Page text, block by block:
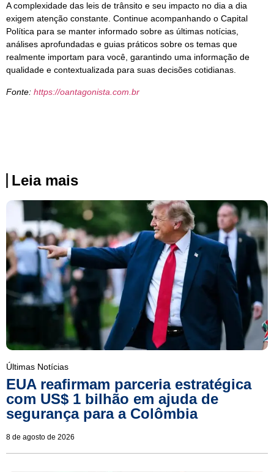
A complexidade das leis de trânsito e seu impacto no dia a dia
exigem atenção constante. Continue acompanhando o Capital
Política para se manter informado sobre as últimas notícias,
análises aprofundadas e guias práticos sobre os temas que
realmente importam para você, garantindo uma informação de
qualidade e contextualizada para suas decisões cotidianas.
Fonte: https://oantagonista.com.br
Leia mais
Últimas Notícias
EUA reafirmam parceria estratégica
com US$ 1 bilhão em ajuda de
segurança para a Colômbia
8 de agosto de 2026